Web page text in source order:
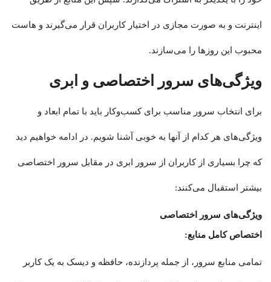
اینترنت و به صورت مجازی در اختیار کاربران قرار می‌گیرند و هاست
محبوب‌ این روزها را می‌سازند.
ویژگی‌های سرور اختصاصی و ابری
برای انتخاب سرور مناسب برای کسب‌وکار باید با تمام ابعاد و
ویژگی‌های هر کدام از آنها به خوبی آشنا شویم. در ادامه خواهیم دید
که چرا بسیاری از کاربران از سرور ابری در مقابل سرور اختصاصی
بیشتر استقبال می‌کنند:
ویژگی‌های سرور اختصاصی
اختصاص کامل منابع:
تمامی منابع سرور، از جمله پردازنده، حافظه و دیسک به یک کاربر